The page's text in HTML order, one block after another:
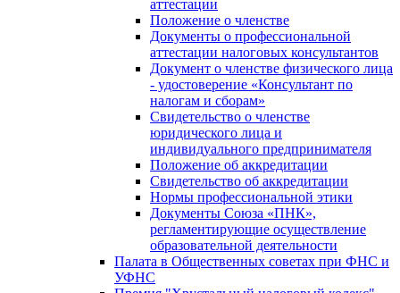
аттестации
Положение о членстве
Документы о профессиональной
аттестации налоговых консультантов
Документ о членстве физического лица
- удостоверение «Консультант по
налогам и сборам»
Свидетельство о членстве
юридического лица и
индивидуального предпринимателя
Положение об аккредитации
Свидетельство об аккредитации
Нормы профессиональной этики
Документы Союза «ПНК»,
регламентирующие осуществление
образовательной деятельности
Палата в Общественных советах при ФНС и
УФНС